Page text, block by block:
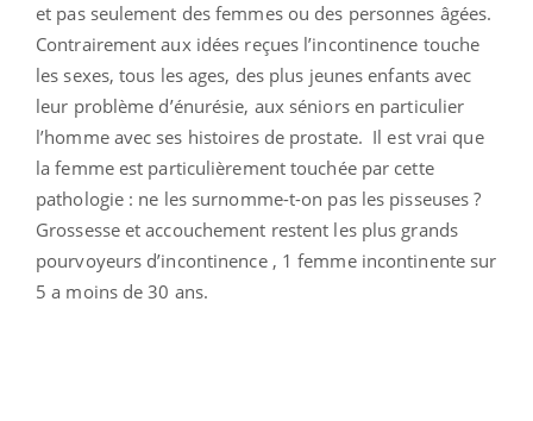
et pas seulement des femmes ou des personnes âgées.
Contrairement aux idées reçues l’incontinence touche
les sexes, tous les ages, des plus jeunes enfants avec
leur problème d’énurésie, aux séniors en particulier
l’homme avec ses histoires de prostate. Il est vrai que
la femme est particulièrement touchée par cette
pathologie : ne les surnomme-t-on pas les pisseuses ?
Grossesse et accouchement restent les plus grands
pourvoyeurs d’incontinence , 1 femme incontinente sur
5 a moins de 30 ans.